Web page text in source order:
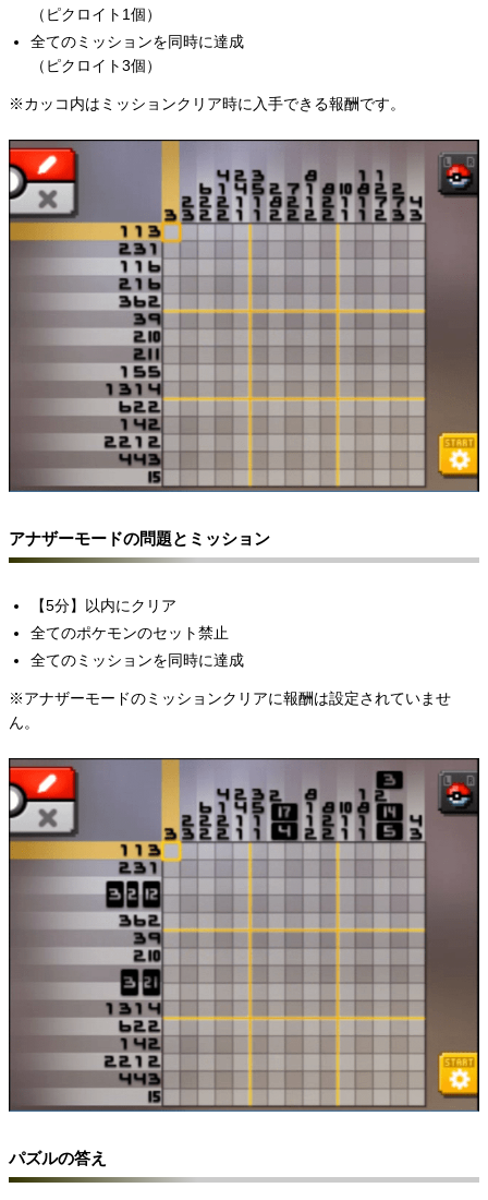
（ピクロイト1個）
全てのミッションを同時に達成
（ピクロイト3個）
※カッコ内はミッションクリア時に入手できる報酬です。
アナザーモードの問題とミッション
【5分】以内にクリア
全てのポケモンのセット禁止
全てのミッションを同時に達成
※アナザーモードのミッションクリアに報酬は設定されていませ
ん。
パズルの答え